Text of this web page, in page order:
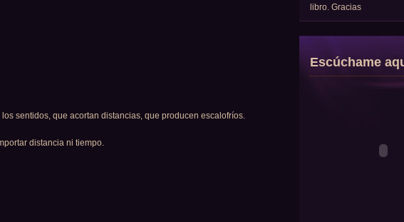
sentidos, que acortan distancias, que producen escalofríos.
distancia ni tiempo.
libro. Gracias
Escúchame